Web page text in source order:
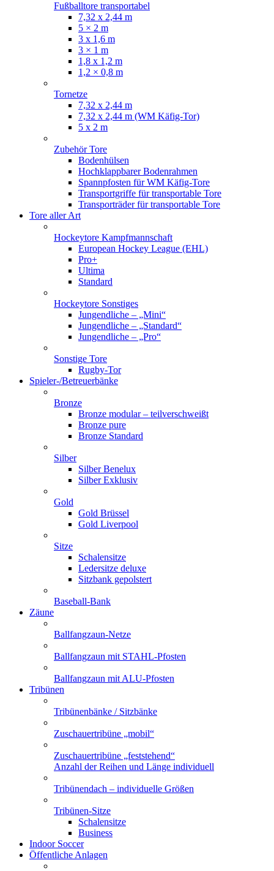
Fußballtore transportabel
7,32 x 2,44 m
5 × 2 m
3 x 1,6 m
3 × 1 m
1,8 x 1,2 m
1,2 × 0,8 m
Tornetze
7,32 x 2,44 m
7,32 x 2,44 m (WM Käfig-Tor)
5 x 2 m
Zubehör Tore
Bodenhülsen
Hochklappbarer Bodenrahmen
Spannpfosten für WM Käfig-Tore
Transportgriffe für transportable Tore
Transporträder für transportable Tore
Tore aller Art
Hockeytore Kampfmannschaft
European Hockey League (EHL)
Pro+
Ultima
Standard
Hockeytore Sonstiges
Jungendliche – „Mini“
Jungendliche – „Standard“
Jungendliche – „Pro“
Sonstige Tore
Rugby-Tor
Spieler-/Betreuerbänke
Bronze
Bronze modular – teilverschweißt
Bronze pure
Bronze Standard
Silber
Silber Benelux
Silber Exklusiv
Gold
Gold Brüssel
Gold Liverpool
Sitze
Schalensitze
Ledersitze deluxe
Sitzbank gepolstert
Baseball-Bank
Zäune
Ballfangzaun-Netze
Ballfangzaun mit STAHL-Pfosten
Ballfangzaun mit ALU-Pfosten
Tribünen
Tribünenbänke / Sitzbänke
Zuschauertribüne „mobil“
Zuschauertribüne „feststehend“
Anzahl der Reihen und Länge individuell
Tribünendach – individuelle Größen
Tribünen-Sitze
Schalensitze
Business
Indoor Soccer
Öffentliche Anlagen